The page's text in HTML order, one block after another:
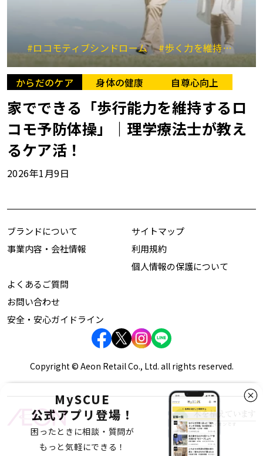
#ロコモティブシンドローム #歩く力を維持する
からだのケア 身体の健康 自尊心向上
家でできる「歩行能力を維持するロ
コモ予防体操」｜理学療法士が教え
るケア活！
2026年1月9日
MySCUE
公式アプリ登場！
困ったときに相談・質問が
もっと気軽にできる！
ブランドについて
事業内容・会社情報
サイトマップ
利用規約
個人情報の保護について
よくあるご質問
お問い合わせ
安全・安心ガイドライン
Copyright © Aeon Retail Co., Ltd. all rights reserved.